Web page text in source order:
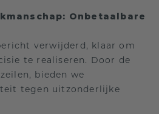
Onbetaalbare
verwijderd, klaar om
te realiseren. Door de
bieden we
tegen uitzonderlijke